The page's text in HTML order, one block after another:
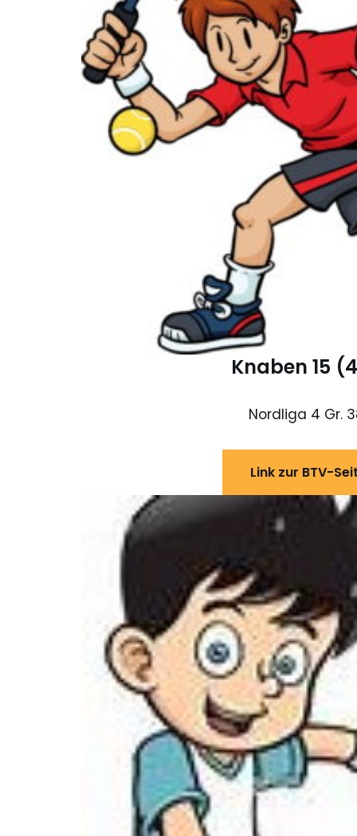
Knaben 15
Nordliga 4 Gr.
Link zur BTV-